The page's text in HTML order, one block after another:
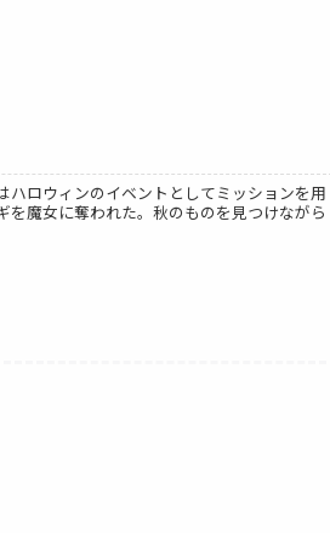
ロウィンのイベントとしてミッションを用
魔女に奪われた。秋のものを見つけながら